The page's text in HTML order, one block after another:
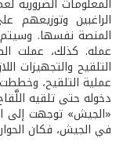
الراغبين
المنصة نفسها.
عمله. كذلك، عملت
التلقيح والتجهيزات
عملية التلقيح،
دخوله حتى تلقيه
«الجيش» توجهت إلى
في الجيش، فكان